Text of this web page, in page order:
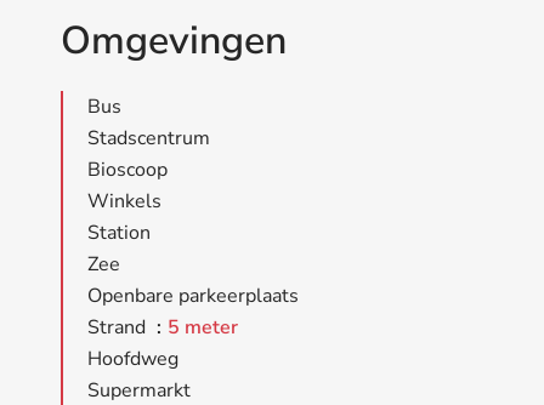
Omgevingen
Bus
Stadscentrum
Bioscoop
Winkels
Station
Zee
Openbare parkeerplaats
Strand
5 meter
Hoofdweg
Supermarkt